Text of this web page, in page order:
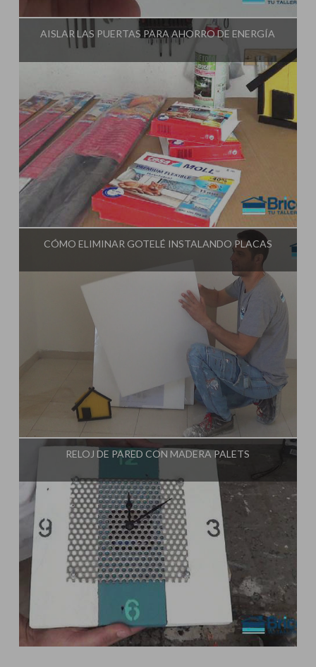
AISLAR LAS PUERTAS PARA AHORRO DE ENERGÍA
Influencer: Tu Taller de Bricolaje
CÓMO ELIMINAR GOTELÉ INSTALANDO PLACAS
Influencer: Tu Taller de Bricolaje
RELOJ DE PARED CON MADERA PALETS
Influencer:Tu Taller de Bricolaje